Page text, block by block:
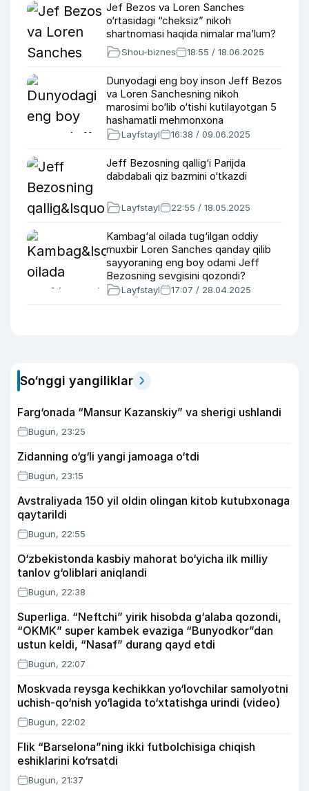
Jef Bezos va Loren Sanches
o‘rtasidagi “cheksiz” nikoh
shartnomasi haqida nimalar ma’lum?
Shou-biznes 18:55 / 18.06.2025
Dunyodagi eng boy inson Jeff Bezos
va Loren Sanchesning nikoh
marosimi bo‘lib o‘tishi kutilayotgan 5
hashamatli mehmonxona
Layfstayl 16:38 / 09.06.2025
Jeff Bezosning qallig‘i Parijda
dabdabali qiz bazmini o‘tkazdi
Layfstayl 22:55 / 18.05.2025
Kambag‘al oilada tug‘ilgan oddiy
muxbir Loren Sanches qanday qilib
sayyoraning eng boy odami Jeff
Bezosning sevgisini qozondi?
Layfstayl 17:07 / 28.04.2025
So‘nggi yangiliklar
Farg‘onada “Mansur Kazanskiy” va sherigi ushlandi
Bugun, 23:25
Zidanning o‘g‘li yangi jamoaga o‘tdi
Bugun, 23:15
Avstraliyada 150 yil oldin olingan kitob kutubxonaga
qaytarildi
Bugun, 22:55
O‘zbekistonda kasbiy mahorat bo‘yicha ilk milliy
tanlov g‘oliblari aniqlandi
Bugun, 22:38
Superliga. “Neftchi” yirik hisobda g‘alaba qozondi,
“OKMK” super kambek evaziga “Bunyodkor”dan
ustun keldi, “Nasaf” durang qayd etdi
Bugun, 22:07
Moskvada reysga kechikkan yo‘lovchilar samolyotni
uchish-qo‘nish yo‘lagida to‘xtatishga urindi (video)
Bugun, 22:02
Flik “Barselona”ning ikki futbolchisiga chiqish
eshiklarini ko‘rsatdi
Bugun, 21:37